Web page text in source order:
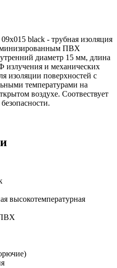
black - трубная изоляция
ПВХ
диаметр 15 мм, длина
и механических
изоляции поверхностей с
температурами на
воздухе. Соотвествует
высокотемпературная